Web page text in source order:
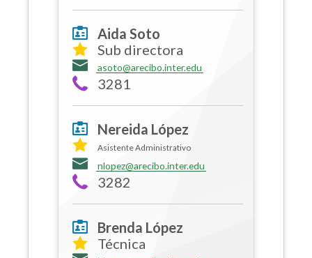
Aida Soto
Sub directora
asoto@arecibo.inter.edu
3281
Nereida López
Asistente Administrativo
nlopez@arecibo.inter.edu
3282
Brenda López
Técnica